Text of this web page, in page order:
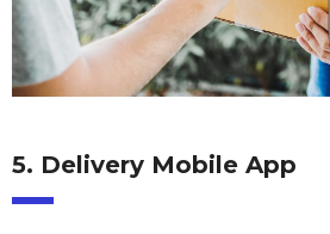
5. Delivery Mobile App